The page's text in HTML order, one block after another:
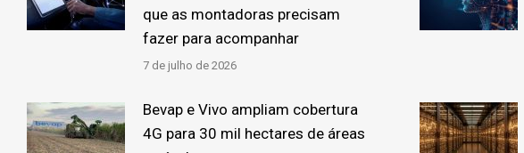
que as montadoras precisam
fazer para acompanhar
7 de julho de 2026
Bevap e Vivo ampliam cobertura
4G para 30 mil hectares de áreas